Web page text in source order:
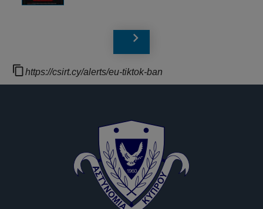
https://csirt.cy/alerts/eu-tiktok-ban